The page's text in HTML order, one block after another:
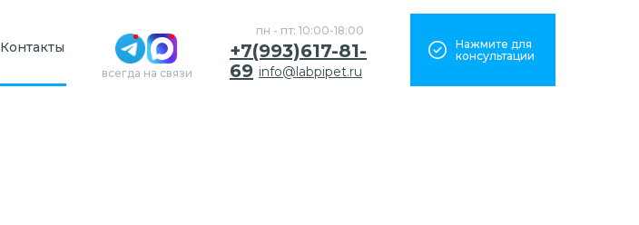
Нажмите для
консультации
пн - пт: 10:00-18:00
info@labpipet.ru
Контакты
всегда на связи
+7(993)617-81-
69